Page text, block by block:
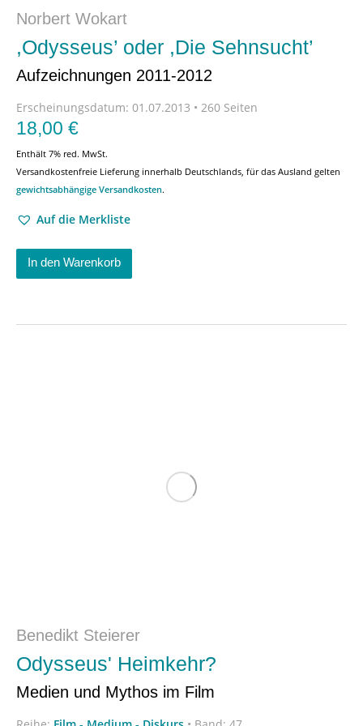
Norbert Wokart
,Odysseus’ oder ,Die Sehnsucht’
Aufzeichnungen 2011-2012
Erscheinungsdatum: 01.07.2013 • 260 Seiten
18,00 €
Enthält 7% red. MwSt.
Versandkostenfreie Lieferung innerhalb Deutschlands, für das Ausland gelten
gewichtsabhängige Versandkosten.
Auf die Merkliste
In den Warenkorb
Benedikt Steierer
Odysseus' Heimkehr?
Medien und Mythos im Film